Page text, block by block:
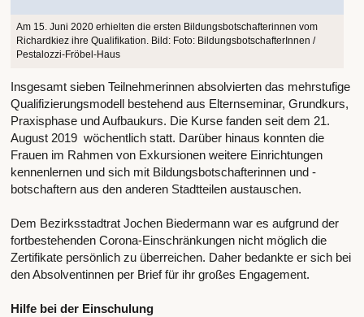
Am 15. Juni 2020 erhielten die ersten Bildungsbotschafterinnen vom
Richardkiez ihre Qualifikation. Bild: Foto: BildungsbotschafterInnen /
Pestalozzi-Fröbel-Haus
Insgesamt sieben Teilnehmerinnen absolvierten das mehrstufige
Qualifizierungsmodell bestehend aus Elternseminar, Grundkurs,
Praxisphase und Aufbaukurs. Die Kurse fanden seit dem 21.
August 2019 wöchentlich statt. Darüber hinaus konnten die
Frauen im Rahmen von Exkursionen weitere Einrichtungen
kennenlernen und sich mit Bildungsbotschafterinnen und -
botschaftern aus den anderen Stadtteilen austauschen.
Dem Bezirksstadtrat Jochen Biedermann war es aufgrund der
fortbestehenden Corona-Einschränkungen nicht möglich die
Zertifikate persönlich zu überreichen. Daher bedankte er sich bei
den Absolventinnen per Brief für ihr großes Engagement.
Hilfe bei der Einschulung